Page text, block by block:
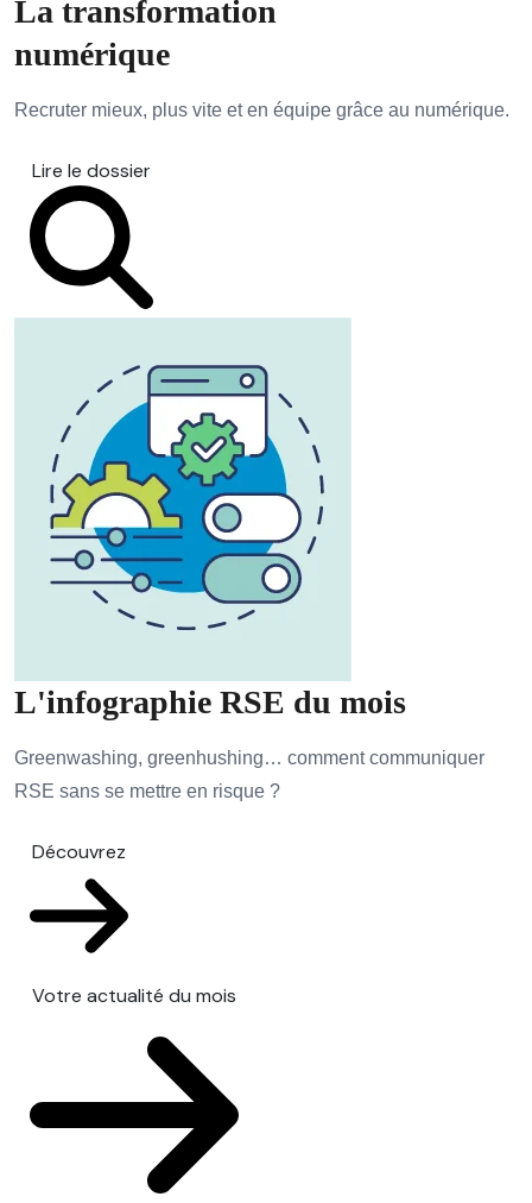
La transformation
numérique
Recruter mieux, plus vite et en équipe grâce au numérique.
Lire le dossier
L'infographie RSE du mois
Greenwashing, greenhushing… comment communiquer
RSE sans se mettre en risque ?
Découvrez
Votre actualité du mois